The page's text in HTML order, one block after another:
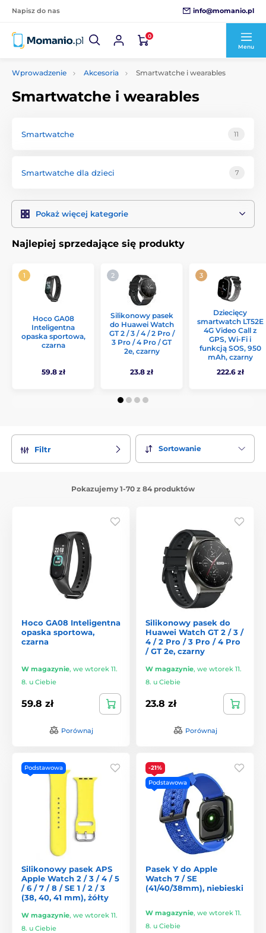
Napisz do nas info@momanio.pl
0
Menu
Wprowadzenie Akcesoria Smartwatche i wearables
Smartwatche i wearables
Smartwatche 11
Smartwatche dla dzieci 7
Pokaż więcej kategorie
Najlepiej sprzedające się produkty
Hoco GA08
Inteligentna
opaska sportowa,
czarna
59.8 zł
Silikonowy pasek
do Huawei Watch
GT 2 / 3 / 4 / 2 Pro /
3 Pro / 4 Pro / GT
2e, czarny
23.8 zł
Dziecięcy
smartwatch LT52E
4G Video Call z
GPS, Wi-Fi i
funkcją SOS, 950
mAh, czarny
222.6 zł
Filtr Sortowanie
Pokazujemy 1-70 z 84 produktów
Hoco GA08 Inteligentna
opaska sportowa,
czarna
W magazynie, we wtorek 11.
8. u Ciebie
59.8 zł
Porównaj
Silikonowy pasek do
Huawei Watch GT 2 / 3 /
4 / 2 Pro / 3 Pro / 4 Pro
/ GT 2e, czarny
W magazynie, we wtorek 11.
8. u Ciebie
23.8 zł
Porównaj
Podstawowa
Silikonowy pasek APS
Apple Watch 2 / 3 / 4 / 5
/ 6 / 7 / 8 / SE 1 / 2 / 3
(38, 40, 41 mm), żółty
W magazynie, we wtorek 11.
8. u Ciebie
-21%
Podstawowa
Pasek Y do Apple
Watch 7 / SE
(41/40/38mm), niebieski
W magazynie, we wtorek 11.
8. u Ciebie